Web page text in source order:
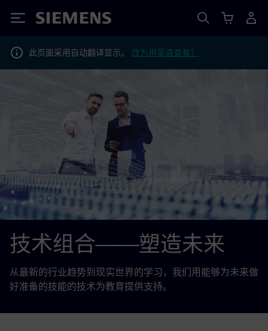
Siemens
此页面采用自动翻译显示。 改为用英语查看？
技术组合——塑造未来
从最新的行业趋势到现实世界的学习，我们用能够为未来做
好准备的技能的技术为教育提供支持。